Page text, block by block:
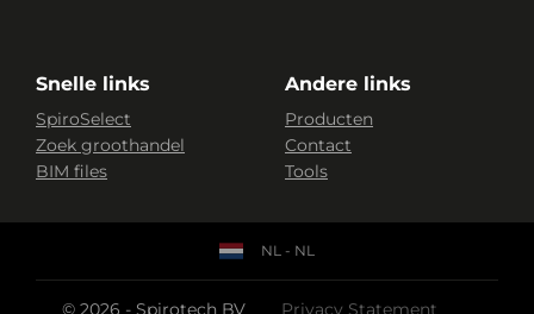
Snelle links
SpiroSelect
Zoek groothandel
BIM files
Andere links
Producten
Contact
Tools
© 2026 - Spirotech BV
Privacy Statement
NL - NL